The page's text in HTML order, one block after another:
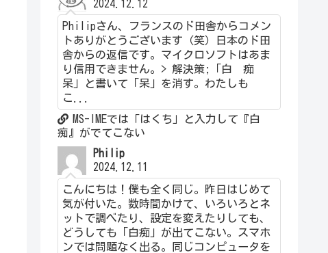
2024.12.12
Philipさん、フランスのド田舎からコメン
トありがとうございます（笑）日本のド田
舎からの返信です。マイクロソフトはあま
り信用できません。> 解決策;「白 痴
呆」と書いて「呆」を消す。わたしも
こ...
MS-IMEでは「はくち」と入力して『白
痴』がでてこない
Philip
2024.12.11
こんにちは！僕も全く同じ。昨日はじめて
気が付いた。数時間かけて、いろいろとネ
ットで調べたり、設定を変えたりしても、
どうしても「白痴」が出てこない。スマホ
ンでは問題なく出る。同じコンピュータを